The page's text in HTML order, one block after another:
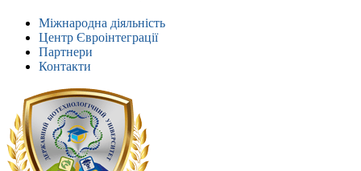
Міжнародна діяльність
Центр Євроінтеграції
Партнери
Контакти